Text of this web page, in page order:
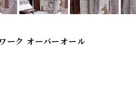
ク オーバーオール